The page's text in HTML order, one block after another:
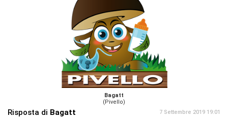
Bagatt
(Pivello)
Risposta di Bagatt 7 Settembre 2019 19:01